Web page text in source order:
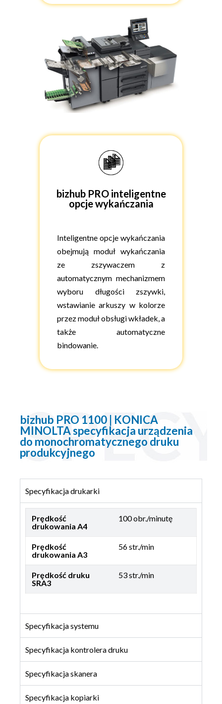
bizhub PRO inteligentne
opcje wykańczania
Inteligentne opcje wykańczania
obejmują moduł wykańczania
ze zszywaczem z
automatycznym mechanizmem
wyboru długości zszywki,
wstawianie arkuszy w kolorze
przez moduł obsługi wkładek, a
także automatyczne
bindowanie.
bizhub PRO 1100 | KONICA
MINOLTA specyfikacja urządzenia
do monochromatycznego druku
produkcyjnego
Specyfikacja drukarki
Prędkość
drukowania A4
100 obr./minutę
Prędkość
drukowania A3
56 str./min
Prędkość druku
SRA3
53 str./min
Specyfikacja systemu
Specyfikacja kontrolera druku
Specyfikacja skanera
Specyfikacja kopiarki